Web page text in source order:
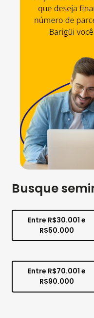
Busque
Entre R$30.001 e
R$50.000
Entre R$70.001 e
R$90.000